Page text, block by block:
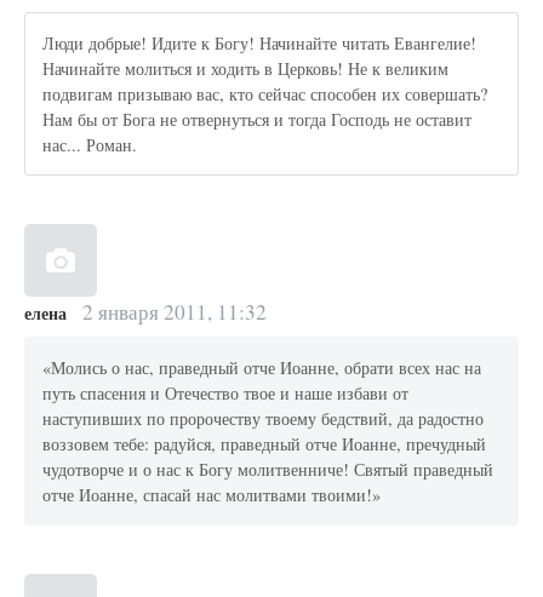
Люди добрые! Идите к Богу! Начинайте читать Евангелие!
Начинайте молиться и ходить в Церковь! Не к великим
подвигам призываю вас, кто сейчас способен их совершать?
Нам бы от Бога не отвернуться и тогда Господь не оставит
нас... Роман.
елена 2 января 2011, 11:32
«Молись о нас, праведный отче Иоанне, обрати всех нас на
путь спасения и Отечество твое и наше избави от
наступивших по пророчеству твоему бедствий, да радостно
воззовем тебе: радуйся, праведный отче Иоанне, пречудный
чудотворче и о нас к Богу молитвенниче! Святый праведный
отче Иоанне, спасай нас молитвами твоими!»